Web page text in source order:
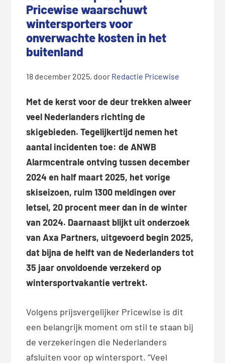
Pricewise waarschuwt
wintersporters voor
onverwachte kosten in het
buitenland
18 december 2025, door Redactie Pricewise
Met de kerst voor de deur trekken alweer
veel Nederlanders richting de
skigebieden. Tegelijkertijd nemen het
aantal incidenten toe: de ANWB
Alarmcentrale ontving tussen december
2024 en half maart 2025, het vorige
skiseizoen, ruim 1300 meldingen over
letsel, 20 procent meer dan in de winter
van 2024. Daarnaast blijkt uit onderzoek
van Axa Partners, uitgevoerd begin 2025,
dat bijna de helft van de Nederlanders tot
35 jaar onvoldoende verzekerd op
wintersportvakantie vertrekt.
Volgens prijsvergelijker Pricewise is dit
een belangrijk moment om stil te staan bij
de verzekeringen die Nederlanders
afsluiten voor op wintersport. “Veel